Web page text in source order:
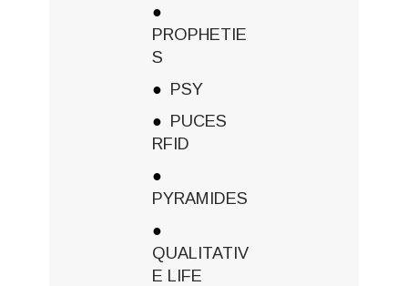
PROPHETIE
S
PSY
PUCES
RFID
PYRAMIDES
QUALITATIV
E LIFE